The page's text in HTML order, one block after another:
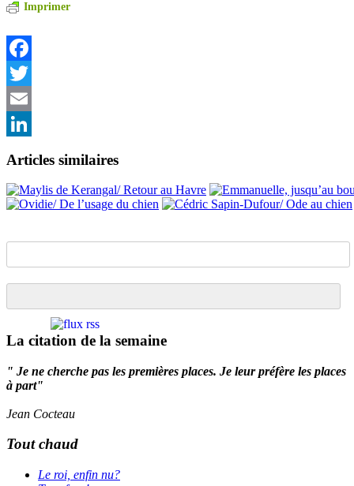
Imprimer
Facebook
Twitter
Email
Articles similaires
La citation de la semaine
" Je ne cherche pas les premières places. Je leur préfère les places
à part"
Jean Cocteau
Tout chaud
Le roi, enfin nu?